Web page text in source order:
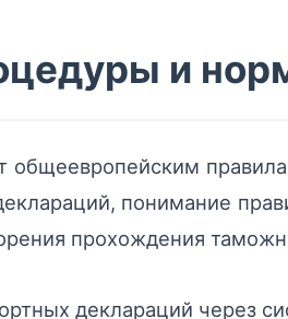
и
общеевропейским
понимание
прохождения
деклараций через